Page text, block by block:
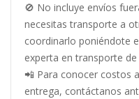
🚫 No incluye envíos
necesitas transporte a
coordinarlo poniéndote
experta en transporte de
📲 Para conocer costos
entrega, contáctanos